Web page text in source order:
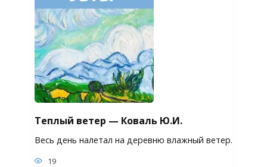
Теплый ветер — Коваль Ю.И.
Весь день налетал на деревню влажный ветер.
19